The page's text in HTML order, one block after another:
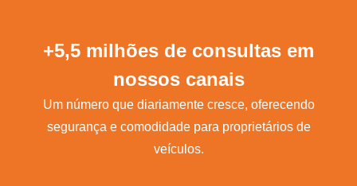
+5,5 milhões de consultas em
nossos canais
Um número que diariamente cresce, oferecendo
segurança e comodidade para proprietários de
veículos.